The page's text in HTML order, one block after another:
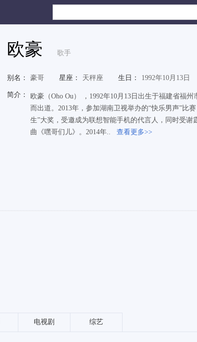
欧豪 歌手
别名： 豪哥 星座： 天秤座 生日： 1992年10月13日
简介：
欧豪（Oho Ou） ，1992年10月13日出生于福建省福
而出道。2013年，参加湖南卫视举办的“快乐男声”比
生”大奖，受邀成为联想智能手机的代言人，同时受
曲《嘿哥们儿》。2014年..
查看更多>>
电视剧 综艺